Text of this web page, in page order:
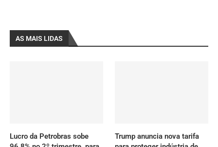
AS MAIS LIDAS
Lucro da Petrobras sobe
Trump anuncia nova tarifa